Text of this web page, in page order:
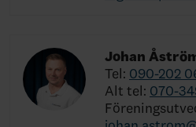
Johan
Tel: 090-202
Alt tel: 070-